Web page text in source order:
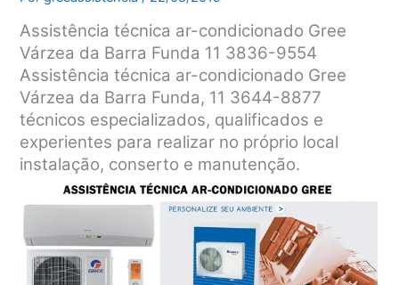
Assistência técnica ar-condicionado Gree
Várzea da Barra Funda 11 3836-9554
Assistência técnica ar-condicionado Gree
Várzea da Barra Funda, 11 3644-8877
técnicos especializados, qualificados e
experientes para realizar no próprio local
instalação, conserto e manutenção.